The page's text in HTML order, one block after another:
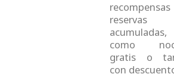
reservas
acumuladas,
como
gratis o
con